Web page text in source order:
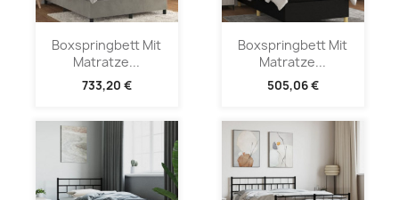
Boxspringbett Mit
Matratze...
733,20 €
Boxspringbett Mit
Matratze...
505,06 €